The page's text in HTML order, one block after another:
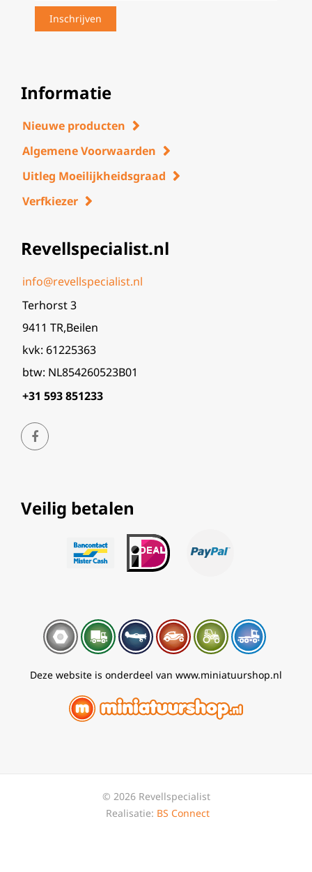
Informatie
Nieuwe producten
Algemene Voorwaarden
Uitleg Moeilijkheidsgraad
Verfkiezer
Revellspecialist.nl
info@revellspecialist.nl
Terhorst 3
9411 TR,Beilen
kvk: 61225363
btw: NL854260523B01
+31 593 851233
Veilig betalen
Deze website is onderdeel van www.miniatuurshop.nl
© 2026 Revellspecialist
Realisatie: BS Connect